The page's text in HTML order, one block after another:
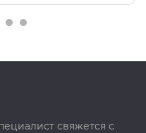
свяжется с